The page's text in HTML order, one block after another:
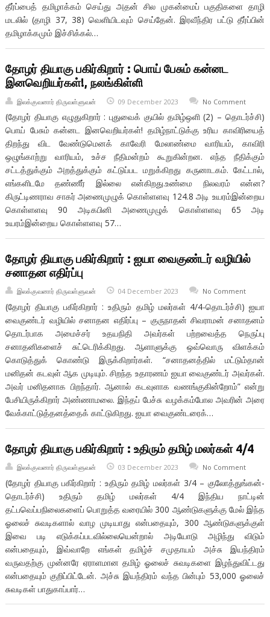
தீர்ப்பைத் தமிழாக்கம் செய்து அதன் சில முகன்மைப் பகுதிகளை தாழி
மடலில் (தாழி 37, 38) வெளியிடவும் செய்தேன். இரவீந்திர பட்டு தீர்ப்பின்
தமிழாக்கமும் இச்சிக்கல்…
தோழர் தியாகு பகிர்கிறார் : பொய் பேசும் கன்னட
இனவெறியர்கள்!, நலங்கிள்ளி
இலக்குவனார் திருவள்ளுவன் 09 December 2023 No Comment
(தோழர் தியாகு எழுதுகிறார் : புதுவைக் குயில் தமிழ்ஒளி (2) – தொடர்ச்சி)
பொய் பேசும் கன்னட இனவெறியர்கள்! தமிழ்நாட்டுக்கு உரிய காவிரியைத்
திறந்து விட வேண்டுமெனக் காவேரி மேலாண்மை வாரியம், காவிரி
ஒழுங்காற்று வாரியம், உச்ச நீதிமன்றம் கூறுகின்றன. எந்த நீதிக்கும்
சட்டத்துக்கும் அறத்துக்கும் கட்டுப்பட மறுக்கிறது கருனாடகம். கேட்டால்,
எங்களிடமே தண்ணீர் இல்லை என்கிறது.உண்மை நிலவரம் என்ன?
கிருட்டிணராவ சாகர் அணைமுழுக் கொள்ளளவு 124.8 அடி உயரம்இன்றைய
கொள்ளளவு 90 அடிகபினி அணைமுழுக் கொள்ளளவு 65 அடி
உயரம்இன்றைய கொள்ளளவு 57…
தோழர் தியாகு பகிர்கிறார் : ஐயா வைகுண்டர் வழியில்
சனாதன எதிர்ப்பு
இலக்குவனார் திருவள்ளுவன் 04 December 2023 No Comment
(தோழர் தியாகு பகிர்கிறார் : உதிரும் தமிழ் மலர்கள் 4/4-தொடர்ச்சி) ஐயா
வைகுண்டர் வழியில் சனாதன எதிர்ப்பு – குருநாதன் சிவராமன் சனாதனம்
தொடர்பாக அமைச்சர் உதயநிதி அவர்கள் பற்றவைத்த நெருப்பு
சனாதனிகளைச் சுட்டெரிக்கிறது. ஆளாளுக்கு ஒவ்வொரு விளக்கம்
கொடுத்துக் கொண்டு இருக்கிறார்கள். “சனாதனத்தில் மட்டும்தான்
மனிதன் கடவுள் ஆக முடியும். சிறந்த உதாரணம் ஐயா வைகுண்டர் அவர்கள்.
அவர் மனிதனாக பிறந்தார். ஆனால் கடவுளாக வணங்குகின்றோம்” என்று
பேசியிருக்கிறார் அண்ணாமலை. இந்தப் பேச்சு வழக்கம்போல அவரின் அரை
வேக்காட்டுத்தனத்தைக் காட்டுகிறது. ஐயா வைகுண்டரைக்…
தோழர் தியாகு பகிர்கிறார் : உதிரும் தமிழ் மலர்கள் 4/4
இலக்குவனார் திருவள்ளுவன் 03 December 2023 No Comment
(தோழர் தியாகு பகிர்கிறார் : உதிரும் தமிழ் மலர்கள் 3/4 – குலோத்துங்கன்-
தொடர்ச்சி) உதிரும் தமிழ் மலர்கள் 4/4 இந்திய நாட்டின்
தட்பவெப்பநிலைகளைப் பொறுத்த வரையில் 300 ஆண்டுகளுக்கு மேல் இந்த
ஓலைச் சுவடிகளால் வாழ முடியாது என்பதையும், 300 ஆண்டுகளுக்குள்
இவை படி எடுக்கப்படவில்லையென்றால் அடியோடு அழிந்து விடும்
என்பதையும், இவ்வாறே எங்கள் தமிழ்ச் சமுதாயம் அச்சு இயந்திரம்
வருவதற்கு முன்னரே ஏராளமான தமிழ் ஓலைச் சுவடிகளை இழந்துவிட்டது
என்பதையும் குறிப்பிட்டேன். அச்சு இயந்திரம் வந்த பின்பும் 53,000 ஓலைச்
சுவடிகள் பாதுகாப்பார்…